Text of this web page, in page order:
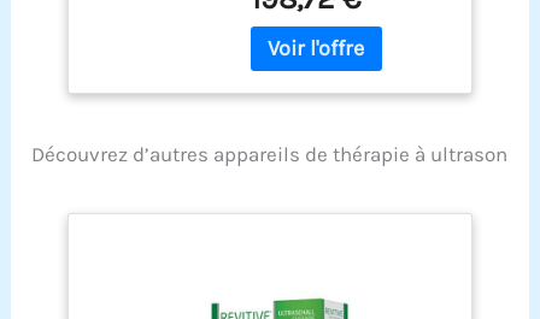
aiguës Idéal pour les
blessures musculaires,
les courbatures et les
muscles
Découvrez d’autres appareils de thérapie à ultrason